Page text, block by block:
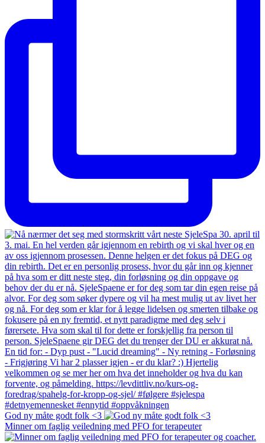
God ny måte godt folk <3
Minner om faglig veiledning med PFO for terapeuter